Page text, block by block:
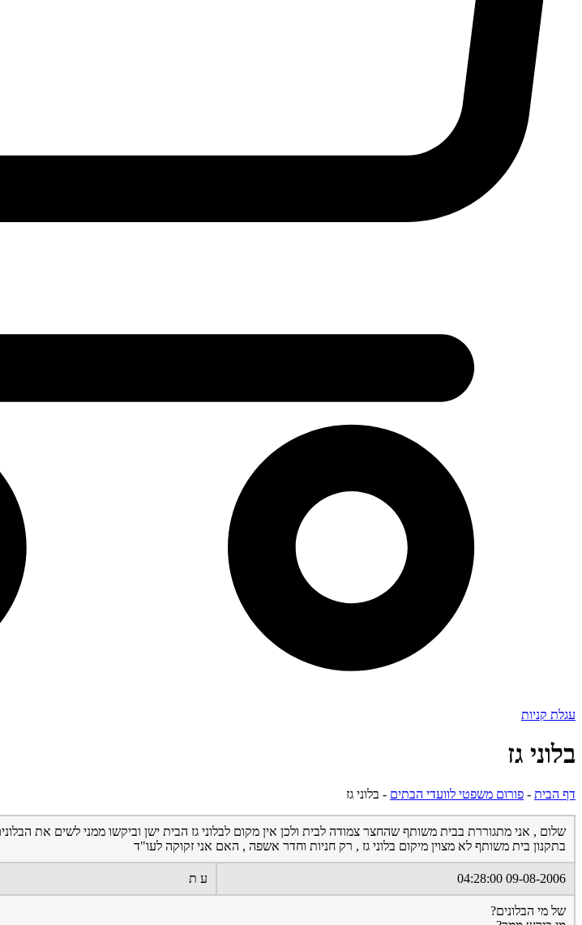
עגלת קניות
בלוני גז
דף הבית - פורום משפטי לוועדי הבתים - בלוני גז
שלום , אני מתגוררת בבית משותף שהחצר צמודה לבית ולכן אין מקום לבלוני גז הבית ישן וביקשו ממני לשים את
בתקנון בית משותף לא מצוין מיקום בלוני גז , רק חניות וחדר אשפה , האם אני זקוקה לעו"ד
09-08-2006 04:28:00 ע ת
של מי הבלונים?